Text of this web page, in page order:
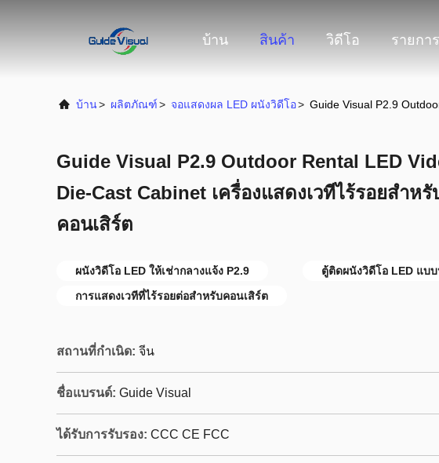
บ้าน สินค้า วิดีโอ รายกา
บ้าน> ผลิตภัณฑ์> จอแสดงผล LED ผนังวิดีโอ> Guide Visual P2.9
Guide Visual P2.9 Outdoor Rental LED
Die-Cast Cabinet เครื่องแสดงเวทีไร้รอยสําหรั
คอนเสิร์ต
ผนังวิดีโอ LED ให้เช่ากลางแจ้ง P2.9
ตู้ติดผนังวิดีโอ LED แบ
การแสดงเวทีที่ไร้รอยต่อสำหรับคอนเสิร์ต
สถานที่กำเนิด: จีน
ชื่อแบรนด์: Guide Visual
ได้รับการรับรอง: CCC CE FCC